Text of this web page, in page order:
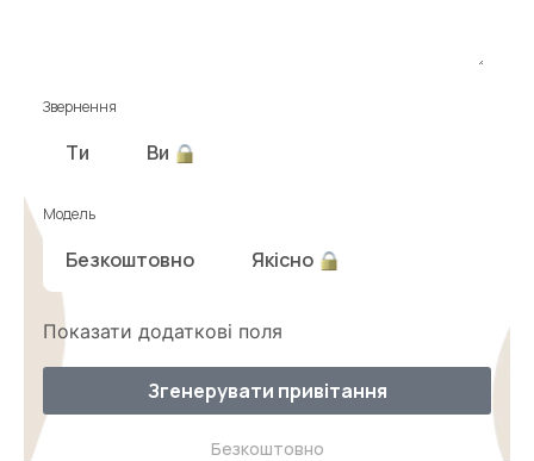
Звернення
Ти Ви
Модель
Безкоштовно Якісно
Показати додаткові поля
Згенерувати привітання
Безкоштовно